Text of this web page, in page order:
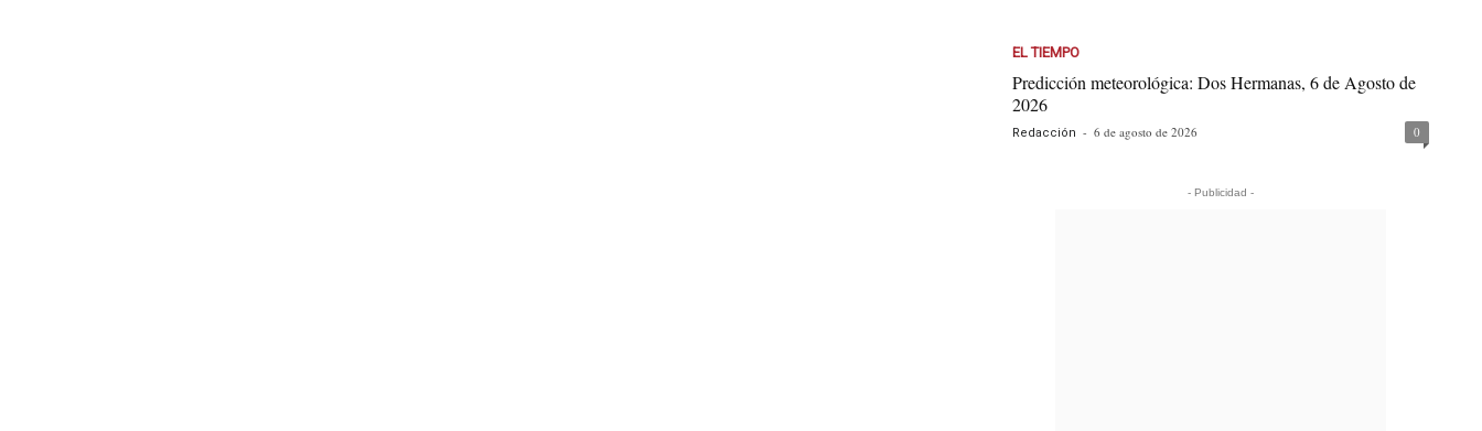
EL TIEMPO
Predicción meteorológica: Dos Hermanas, 6 de Agosto de
2026
Redacción - 6 de agosto de 2026 0
- Publicidad -